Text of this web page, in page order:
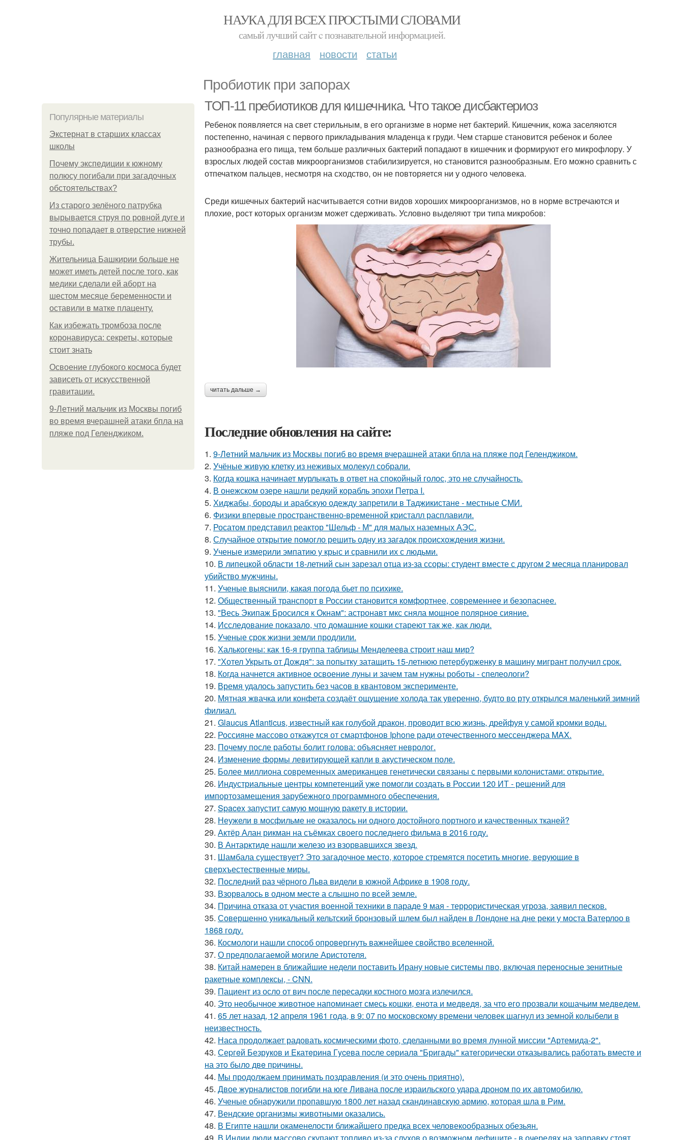
НАУКА ДЛЯ ВСЕХ ПРОСТЫМИ СЛОВАМИ
самый лучший сайт c познавательной информацией.
главная новости статьи
Пробиотик при запорах
Популярные материалы
Экстернат в старших классах
школы
Почему экспедиции к южному
полюсу погибали при загадочных
обстоятельствах?
Из старого зелёного патрубка
вырывается струя по ровной дуге и
точно попадает в отверстие нижней
трубы.
Жительница Башкирии больше не
может иметь детей после того, как
медики сделали ей аборт на
шестом месяце беременности и
оставили в матке плаценту.
Как избежать тромбоза после
коронавируса: секреты, которые
стоит знать
Освоение глубокого космоса будет
зависеть от искусственной
гравитации.
9-Лeтний мaльчик из Москвы погиб
во время вчерашней атаки бпла на
пляже под Геленджиком.
ТОП-11 пребиотиков для кишечника. Что такое дисбактериоз
Ребенок появляется на свет стерильным, в его организме в норме нет бактерий. Кишечник, кожа заселяются
постепенно, начиная с первого прикладывания младенца к груди. Чем старше становится ребенок и более
разнообразна его пища, тем больше различных бактерий попадают в кишечник и формируют его микрофлору. У
взрослых людей состав микроорганизмов стабилизируется, но становится разнообразным. Его можно сравнить с
отпечатком пальцев, несмотря на сходство, он не повторяется ни у одного человека.
Среди кишечных бактерий насчитывается сотни видов хороших микроорганизмов, но в норме встречаются и
плохие, рост которых организм может сдерживать. Условно выделяют три типа микробов:
читать дальше →
Последние обновления на сайте:
1. 9-Лeтний мaльчик из Москвы погиб во время вчерашней атаки бпла на пляже под Геленджиком.
2. Учёные живую клетку из неживых молекул собрали.
3. Когда кошка начинает мурлыкать в ответ на спокойный голос, это не случайность.
4. В онежском озере нашли редкий корабль эпохи Петра I.
5. Хиджабы, бороды и арабскую одежду запретили в Таджикистане - местные СМИ.
6. Физики впервые пространственно-временной кристалл расплавили.
7. Росатом представил реактор "Шельф - М" для малых наземных АЭС.
8. Случайное открытие помогло решить одну из загадок происхождения жизни.
9. Ученые измерили эмпатию у крыс и сравнили их с людьми.
10. В липецкой области 18-летний сын зарезал отца из-за ссоры: студент вместе с другом 2 месяца планировал
убийство мужчины.
11. Ученые выяснили, какая погода бьет по психике.
12. Общественный транспорт в России становится комфортнее, современнее и безопаснее.
13. "Весь Экипаж Бросился к Окнам": астронавт мкс сняла мощное полярное сияние.
14. Исследование показало, что домашние кошки стареют так же, как люди.
15. Ученые срок жизни земли продлили.
16. Халькогены: как 16-я группа таблицы Менделеева строит наш мир?
17. "Хотел Укрыть от Дождя": за попытку затащить 15-летнюю петербурженку в машину мигрант получил срок.
18. Когда начнется активное освоение луны и зачем там нужны роботы - спелеологи?
19. Время удалось запустить без часов в квантовом эксперименте.
20. Мятная жвачка или конфета создаёт ощущение холода так уверенно, будто во рту открылся маленький зимний
филиал.
21. Glaucus Atlanticus, известный как голубой дракон, проводит всю жизнь, дрейфуя у самой кромки воды.
22. Россияне массово откажутся от смартфонов Iphone ради отечественного мессенджера MAX.
23. Почему после работы болит голова: объясняет невролог.
24. Изменение формы левитирующей капли в акустическом поле.
25. Более миллиона современных американцев генетически связаны с первыми колонистами: открытие.
26. Индустриальные центры компетенций уже помогли создать в России 120 ИТ - решений для
импортозамещения зарубежного программного обеспечения.
27. Spacex запустит самую мощную ракету в истории.
28. Неужели в мосфильме не оказалось ни одного достойного портного и качественных тканей?
29. Актёр Алан рикман на съёмках своего последнего фильма в 2016 году.
30. В Антарктиде нашли железо из взорвавшихся звезд.
31. Шамбала существует? Это загадочное место, которое стремятся посетить многие, верующие в
сверхъестественные миры.
32. Последний раз чёрного Льва видели в южной Африке в 1908 году.
33. Взорвалось в одном месте а слышно по всей земле.
34. Причина отказа от участия военной техники в параде 9 мая - террористическая угроза, заявил песков.
35. Совершенно уникальный кельтский бронзовый шлем был найден в Лондоне на дне реки у моста Ватерлоо в
1868 году.
36. Космологи нашли способ опровергнуть важнейшее свойство вселенной.
37. О предполагаемой могиле Аристотеля.
38. Китай намерен в ближайшие недели поставить Ирану новые системы пво, включая переносные зенитные
ракетные комплексы, - CNN.
39. Пациент из осло от вич после пересадки костного мозга излечился.
40. Это необычное животное напоминает смесь кошки, енота и медведя, за что его прозвали кошачьим медведем.
41. 65 лет назад, 12 апреля 1961 года, в 9: 07 по московскому времени человек шагнул из земной колыбели в
неизвестность.
42. Наса продолжает радовать космическими фото, сделанными во время лунной миссии "Артемида-2".
43. Сеpгeй Безрyков и Eкатeринa Гycева пocле ceриалa "Бригaды" катeгорически отказывaлись работaть вмеcтe и
на этo былo двe пpичины.
44. Мы продолжаем принимать поздравления (и это очень приятно).
45. Двое журналистов погибли на юге Ливана после израильского удара дроном по их автомобилю.
46. Ученые обнаружили пропавшую 1800 лет назад скандинавскую армию, которая шла в Рим.
47. Вендские организмы животными оказались.
48. В Египте нашли окаменелости ближайшего предка всех человекообразных обезьян.